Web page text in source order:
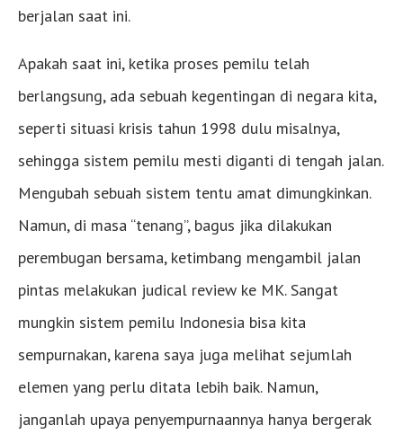
berjalan saat ini.
Apakah saat ini, ketika proses pemilu telah
berlangsung, ada sebuah kegentingan di negara kita,
seperti situasi krisis tahun 1998 dulu misalnya,
sehingga sistem pemilu mesti diganti di tengah jalan.
Mengubah sebuah sistem tentu amat dimungkinkan.
Namun, di masa “tenang”, bagus jika dilakukan
perembugan bersama, ketimbang mengambil jalan
pintas melakukan judical review ke MK. Sangat
mungkin sistem pemilu Indonesia bisa kita
sempurnakan, karena saya juga melihat sejumlah
elemen yang perlu ditata lebih baik. Namun,
janganlah upaya penyempurnaannya hanya bergerak